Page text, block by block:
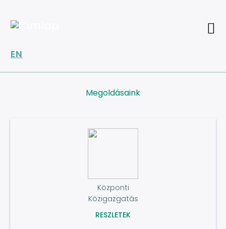
tartalomra
EN
Megoldásaink
Központi
Közigazgatás
RESZLETEK